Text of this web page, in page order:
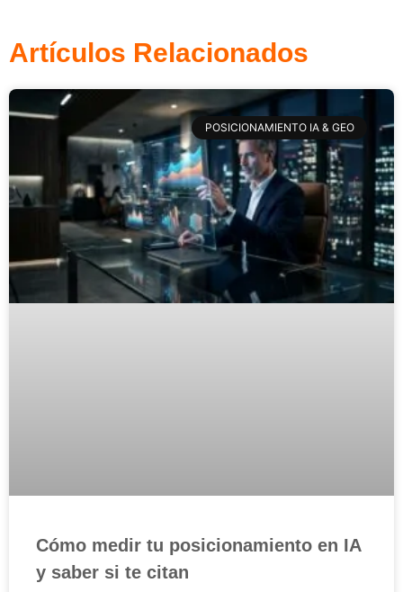
Artículos Relacionados
POSICIONAMIENTO IA & GEO
Cómo medir tu posicionamiento en IA
y saber si te citan